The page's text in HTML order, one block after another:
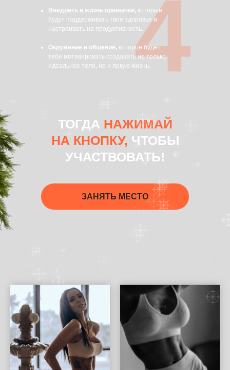
4
Внедрить в жизнь привычки, которые
будут поддерживать твое здоровье и
настраивать на продуктивность.
Окружение и общение, которое будет
тебя мотивировать создавать не только
идеальное тело, но и яркую жизнь.
ТОГДА НАЖИМАЙ
НА КНОПКУ, ЧТОБЫ
УЧАСТВОВАТЬ!
ЗАНЯТЬ МЕСТО